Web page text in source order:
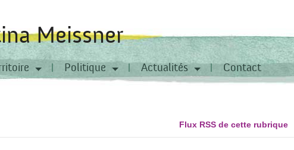
Meissner
Politique Actualités Contact
Flux RSS de cette rubrique